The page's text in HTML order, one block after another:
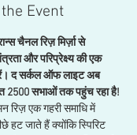
Event
चैनल रिज़ मिर्ज़ा से
और परिप्रेक्ष्य की एक
द सर्कल ऑफ लाइट अब
2500 सभाओं तक पहुंच रहा है!
रिज़ एक गहरी समाधि में
हट जाते हैं क्योंकि स्पिरिट